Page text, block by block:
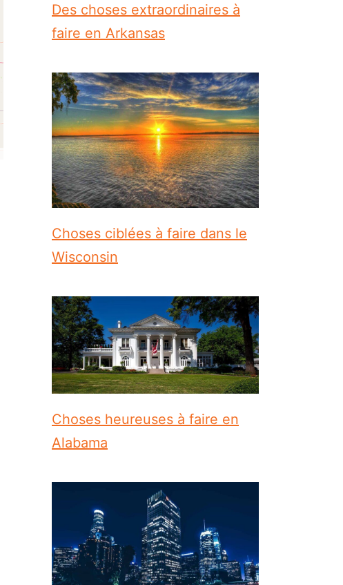
Des choses extraordinaires à
faire en Arkansas
Choses ciblées à faire dans le
Wisconsin
Choses heureuses à faire en
Alabama